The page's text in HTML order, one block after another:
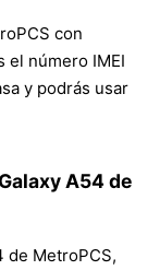
con
el número IMEI
y podrás usar
A54 de
de MetroPCS,